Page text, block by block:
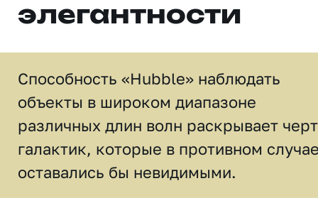
элегантности
Способность «Hubble» наблюдать
объекты в широком диапазоне
различных длин волн раскрывает
галактик, которые в противном
оставались бы невидимыми.